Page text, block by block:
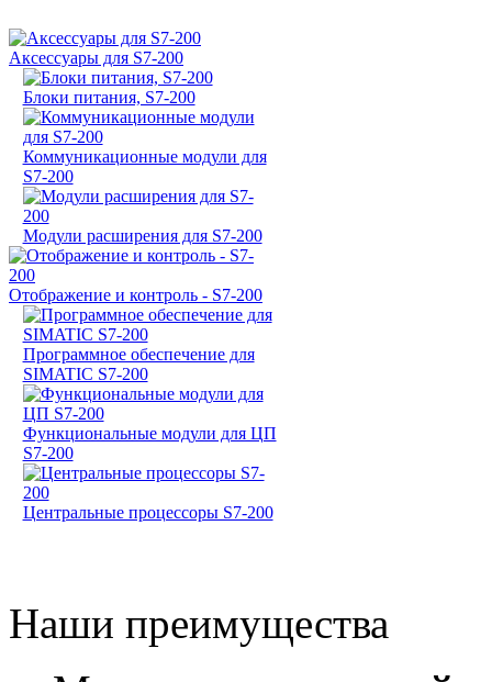
Аксессуары для S7-200
Блоки питания, S7-200
Коммуникационные модули для
S7-200
Модули расширения для S7-200
Отображение и контроль - S7-200
Программное обеспечение для
SIMATIC S7-200
Функциональные модули для ЦП
S7-200
Центральные процессоры S7-200
Наши преимущества